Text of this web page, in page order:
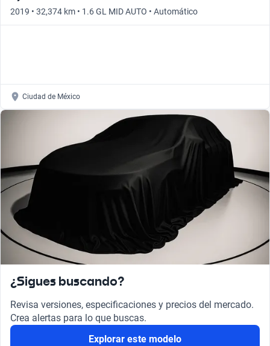
2019 • 32,374 km • 1.6 GL MID AUTO • Automático
Ciudad de México
¿Sigues buscando?
Revisa versiones, especificaciones y precios del mercado.
Crea alertas para lo que buscas.
Explorar este modelo